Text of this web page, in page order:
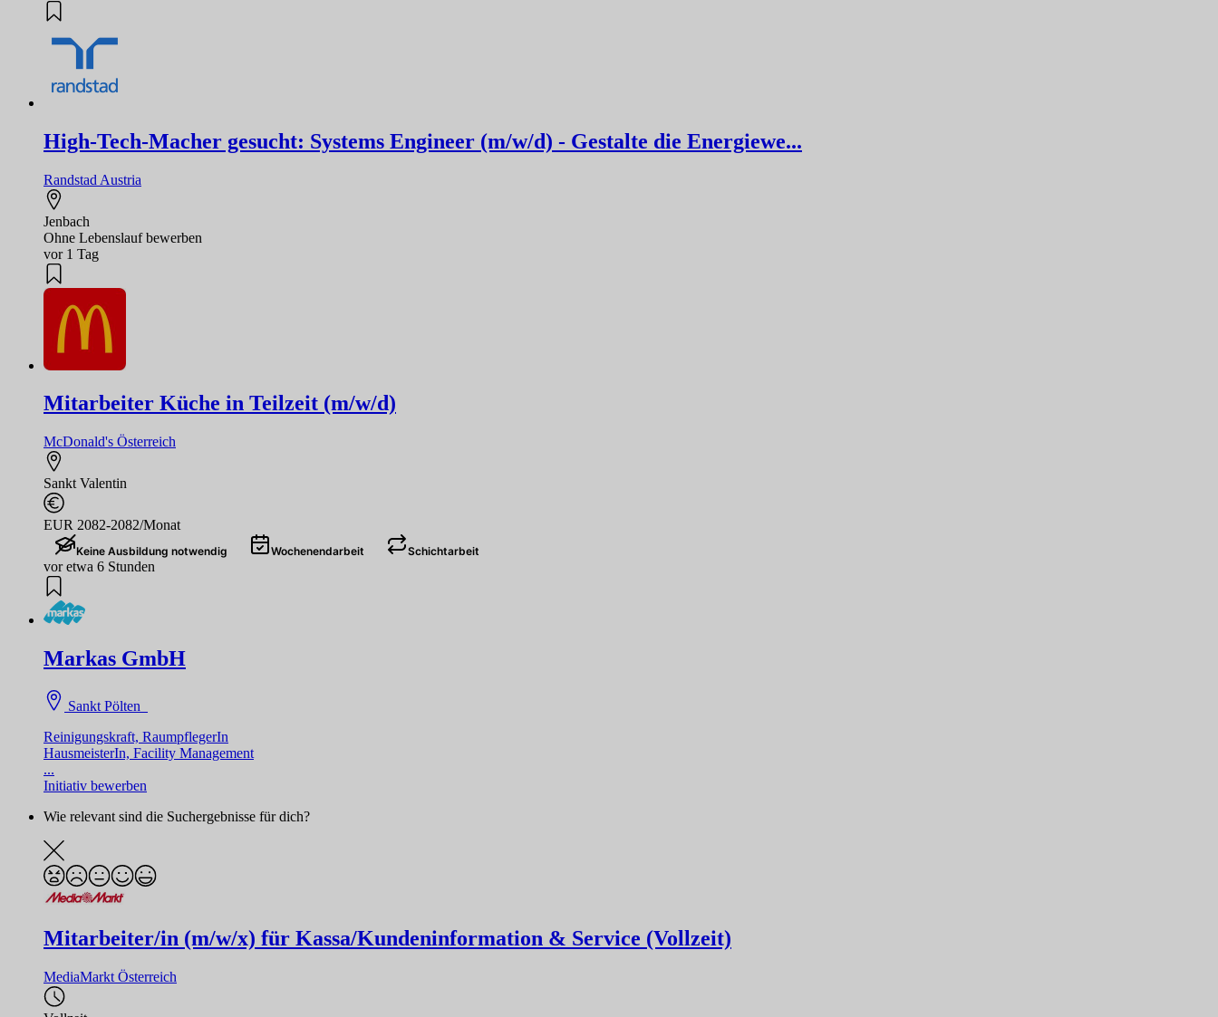
High-Tech-Macher gesucht: Systems Engineer (m/w/d) - Gestalte die Energiewe...
Randstad Austria
Jenbach
Ohne Lebenslauf bewerben
vor 1 Tag
Mitarbeiter Küche in Teilzeit (m/w/d)
McDonald's Österreich
Sankt Valentin
EUR 2082-2082/Monat
Keine Ausbildung notwendig Wochenendarbeit Schichtarbeit
vor etwa 6 Stunden
Markas GmbH
Sankt Pölten
Reinigungskraft, RaumpflegerIn
HausmeisterIn, Facility Management
...
Initiativ bewerben
Wie relevant sind die Suchergebnisse für dich?
Mitarbeiter/in (m/w/x) für Kassa/Kundeninformation & Service (Vollzeit)
MediaMarkt Österreich